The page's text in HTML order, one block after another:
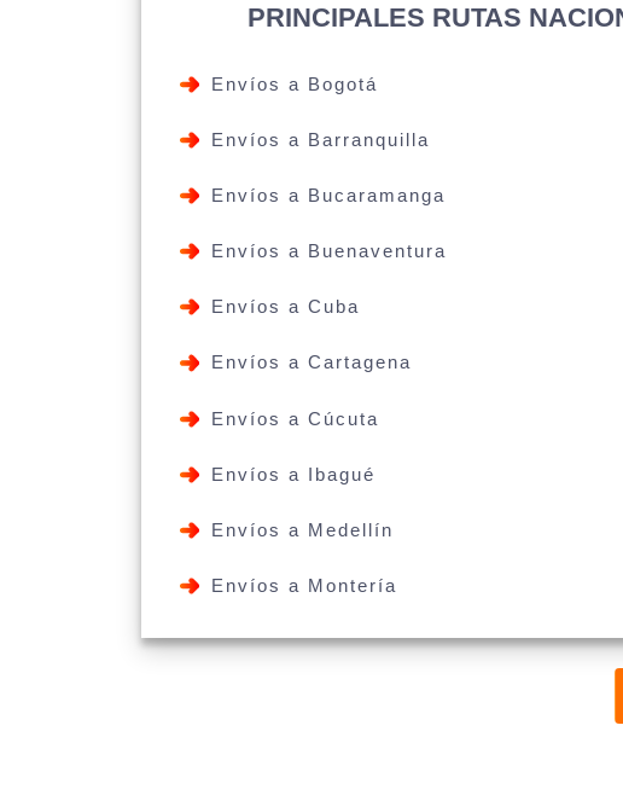
PRINCIPALES RUTAS
Envíos a Bogotá
Envíos a Barranquilla
Envíos a Bucaramanga
Envíos a Buenaventura
Envíos a Cuba
Envíos a Cartagena
Envíos a Cúcuta
Envíos a Ibagué
Envíos a Medellín
Envíos a Montería